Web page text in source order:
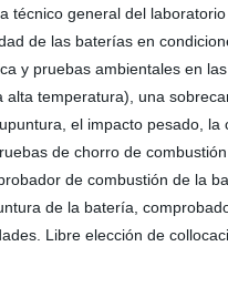
técnico general del
de las baterías en
y pruebas ambientales en
temperatura), una
el impacto pesado,
de chorro de
de combustión de la
de la batería,
Libre elección de